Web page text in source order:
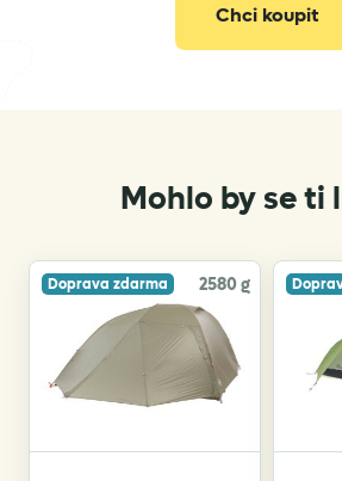
Chci koupit
Mohlo by se
Doprava zdarma 2580 g